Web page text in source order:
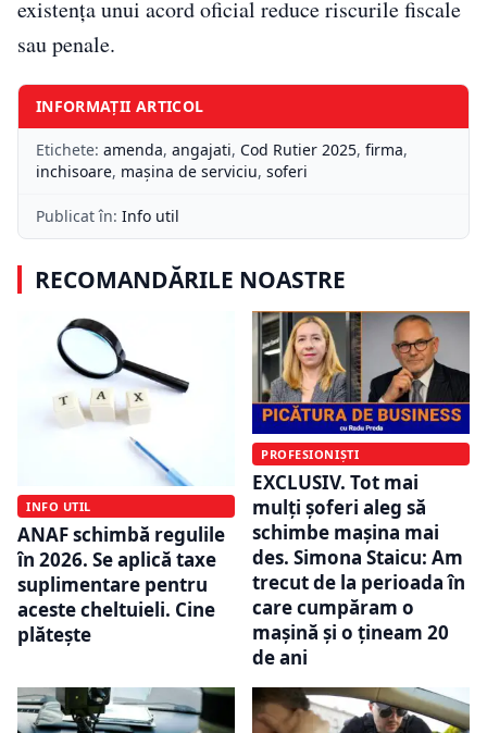
existența unui acord oficial reduce riscurile fiscale
sau penale.
INFORMAȚII ARTICOL
Etichete: amenda, angajati, Cod Rutier 2025, firma,
inchisoare, mașina de serviciu, soferi
Publicat în: Info util
RECOMANDĂRILE NOASTRE
INFO UTIL
ANAF schimbă regulile
în 2026. Se aplică taxe
suplimentare pentru
aceste cheltuieli. Cine
plătește
PROFESIONIȘTI
EXCLUSIV. Tot mai
mulți șoferi aleg să
schimbe mașina mai
des. Simona Staicu: Am
trecut de la perioada în
care cumpăram o
mașină și o țineam 20
de ani